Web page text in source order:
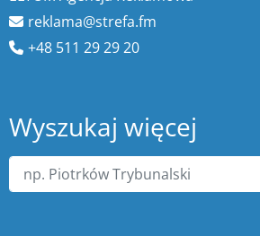
reklama@strefa.fm
+48 511 29 29 20
Wyszukaj więcej